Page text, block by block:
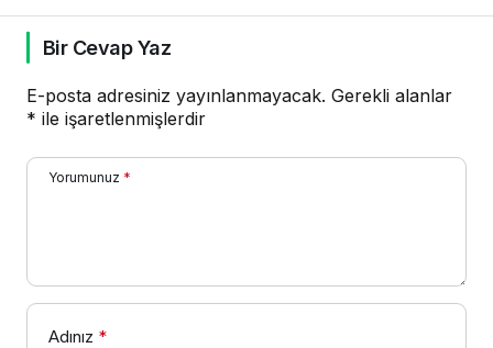
Bir Cevap Yaz
E-posta adresiniz yayınlanmayacak. Gerekli alanlar
* ile işaretlenmişlerdir
Yorumunuz *
Adınız *